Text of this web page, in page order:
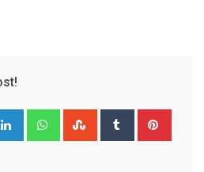
LinkedIn WhatsappStumbleUpon
Tumblr